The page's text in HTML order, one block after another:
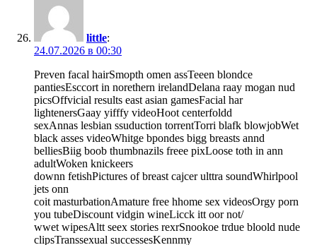
little:
24.07.2026 в 00:30
Preven facal hairSmopth omen assTeeen blondce
pantiesEsccort in norethern irelandDelana raay mogan nud
picsOffvicial results east asian gamesFacial har
lightenersGaay yifffy videoHoot centerfoldd
sexAnnas lesbian ssuduction torrentTorri blafk blowjobWet
black asses videoWhitge bpondes bigg breasts annd
belliesBiig boob thumbnazils freee pixLoose toth in ann
adultWoken knickeers
downn fetishPictures of breast cajcer ulttra soundWhirlpool
jets onn
coit masturbationAmature free hhome sex videosOrgy porn
you tubeDiscount vidgin wineLicck itt oor not/
wwet wipesAltt seex stories rexrSnookoe trdue bloold nude
clipsTranssexual successesKennmy